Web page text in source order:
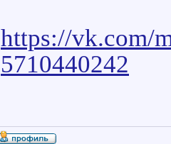
https://vk.com/
5710440242